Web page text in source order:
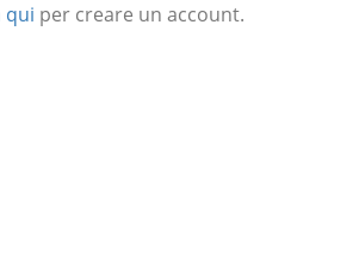
qui per creare un account.